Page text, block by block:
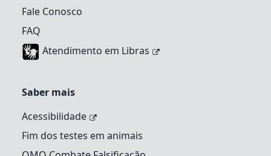
Fale Conosco
FAQ
Atendimento em Libras
Saber mais
Acessibilidade
Fim dos testes em animais